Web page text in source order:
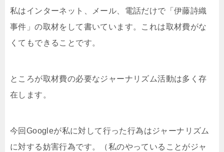
私はインターネット、メール、電話だけで「伊藤詩織
事件」の取材をして書いています。これは取材費がな
くてもできることです。
ところが取材費の必要なジャーナリズム活動は多く存
在します。
今回Googleが私に対して行った行為はジャーナリズム
に対する妨害行為です。（私のやっていることがジャ